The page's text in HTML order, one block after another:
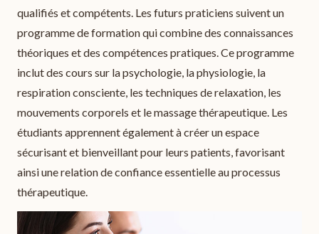
qualifiés et compétents. Les futurs praticiens suivent un
programme de formation qui combine des connaissances
théoriques et des compétences pratiques. Ce programme
inclut des cours sur la psychologie, la physiologie, la
respiration consciente, les techniques de relaxation, les
mouvements corporels et le massage thérapeutique. Les
étudiants apprennent également à créer un espace
sécurisant et bienveillant pour leurs patients, favorisant
ainsi une relation de confiance essentielle au processus
thérapeutique.